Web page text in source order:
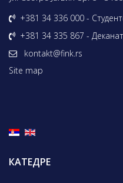
+381 34 336 000 -
+381 34 335 867 - Деканат
kontakt@fink.rs
Site map
КАТЕДРЕ